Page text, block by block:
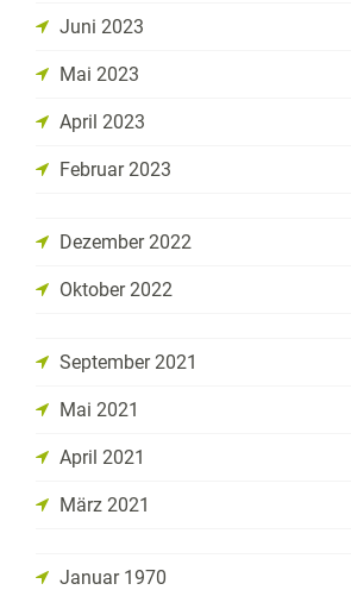
Juni 2023
Mai 2023
April 2023
Februar 2023
Dezember 2022
Oktober 2022
September 2021
Mai 2021
April 2021
März 2021
Januar 1970